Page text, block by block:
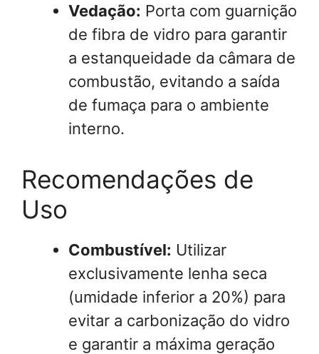
Vedação: Porta com guarnição
de fibra de vidro para garantir
a estanqueidade da câmara de
combustão, evitando a saída
de fumaça para o ambiente
interno.
Recomendações de
Uso
Combustível: Utilizar
exclusivamente lenha seca
(umidade inferior a 20%) para
evitar a carbonização do vidro
e garantir a máxima geração